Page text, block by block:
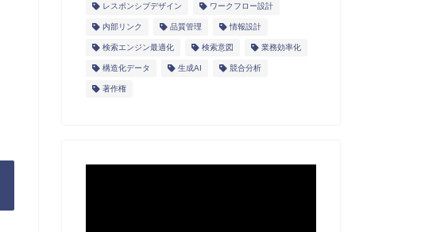
レスポンシブデザイン ワークフロー設計
内部リンク 品質管理 情報設計
検索エンジン最適化 検索意図 業務効率化
構造化データ 生成AI 競合分析
著作権